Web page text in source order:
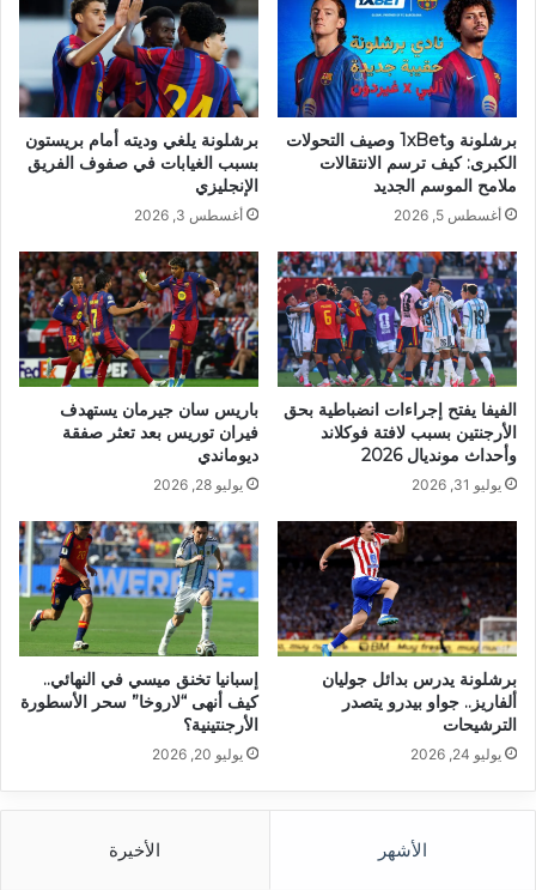
برشلونة و1xBet وصيف التحولات
الكبرى: كيف ترسم الانتقالات
ملامح الموسم الجديد
أغسطس 5, 2026
برشلونة يلغي وديته أمام بريستون
بسبب الغيابات في صفوف الفريق
الإنجليزي
أغسطس 3, 2026
الفيفا يفتح إجراءات انضباطية بحق
الأرجنتين بسبب لافتة فوكلاند
وأحداث مونديال 2026
يوليو 31, 2026
باريس سان جيرمان يستهدف
فيران توريس بعد تعثر صفقة
ديوماندي
يوليو 28, 2026
برشلونة يدرس بدائل جوليان
ألفاريز.. جواو بيدرو يتصدر
الترشيحات
يوليو 24, 2026
إسبانيا تخنق ميسي في النهائي..
كيف أنهى “لاروخا” سحر الأسطورة
الأرجنتينية؟
يوليو 20, 2026
الأشهر الأخيرة